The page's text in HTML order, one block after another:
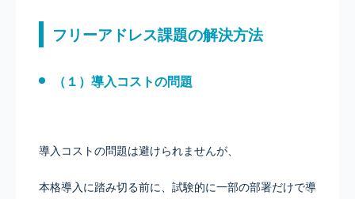
フリーアドレス課題の解決方法
（１）導入コストの問題
導入コストの問題は避けられませんが、
本格導入に踏み切る前に、試験的に一部の部署だけで導